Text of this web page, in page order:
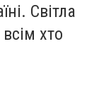
Світла
хто